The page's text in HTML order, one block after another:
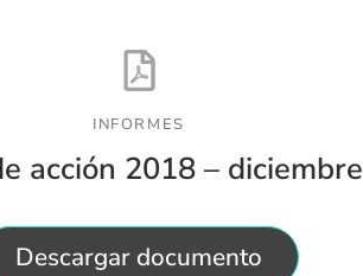
INFORMES
acción 2018 – diciembre
Descargar documento